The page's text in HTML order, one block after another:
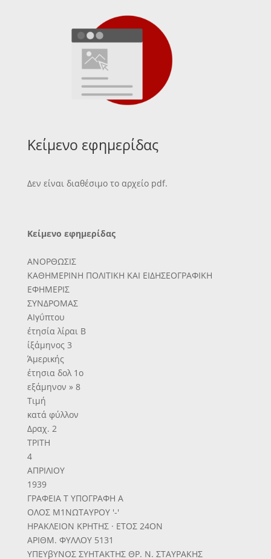
Κείμενο εφημερίδας
Δεν είναι διαθέσιμο το αρχείο pdf.
Κείμενο εφημερίδας
ΑΝΟΡΘΩΣΙΣ
ΚΑΘΗΜΕΡΙΝΗ ΠΟΛΙΤΙΚΗ ΚΑΙ ΕΙΔΗΣΕΟΓΡΑΦΙΚΗ
ΕΦΗΜΕΡΙΣ
ΣΥΝΔΡΟΜΑΣ
ΑΙγΰπτου
έτησία λίραι Β
ίξάμηνος 3
Άμερικής
έτησια δολ 1ο
εξάμηνον » 8
Τιμή
κατά φύλλον
Δραχ. 2
ΤΡΙΤΗ
4
ΑΠΡΙΛΙΟΥ
1939
ΓΡΑΦΕΙΑ Τ ΥΠΟΓΡΑΦΗ Α
ΟΛΟΣ Μ1ΝΩΤΑΥΡΟΥ '-'
ΗΡΑΚΛΕΙΟΝ ΚΡΗΤΗΣ · ΕΤΟΣ 24ΟΝ
ΑΡΙΘΜ. ΦΥΛΛΟΥ 5131
ΥΠΕΥβΥΝΟΣ ΣΥΗΤΑΚΤΗΣ ΘΡ. Ν. ΣΤΑΥΡΑΚΗΣ